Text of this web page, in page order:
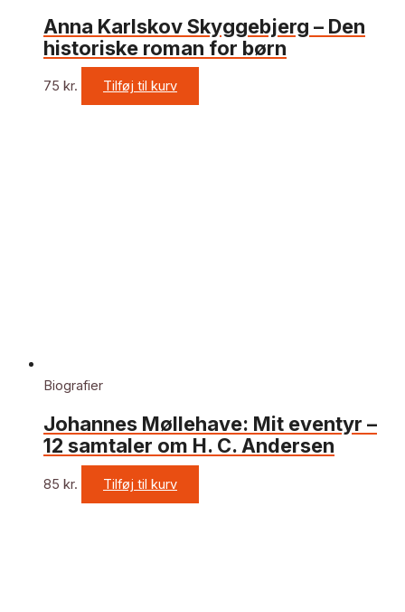
Anna Karlskov Skyggebjerg – Den
historiske roman for børn
75 kr. Tilføj til kurv
Biografier
Johannes Møllehave: Mit eventyr –
12 samtaler om H. C. Andersen
85 kr. Tilføj til kurv